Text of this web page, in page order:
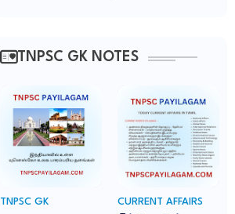
Foundation)
TNPSC GK NOTES
TNPSC GK CURRENT AFFAIRS